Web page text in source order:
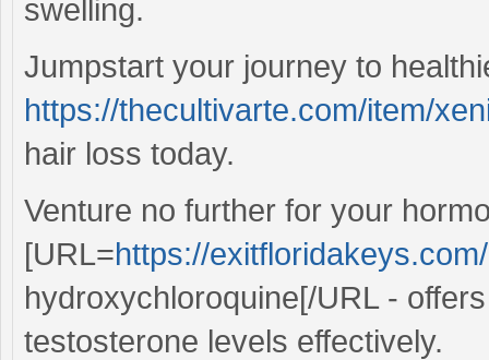
swelling.
Jumpstart your journey to
https://thecultivarte.com/item/
hair loss today.
Venture no further for your
[URL=https://
hydroxychloroquine[/URL -
testosterone levels effectively.